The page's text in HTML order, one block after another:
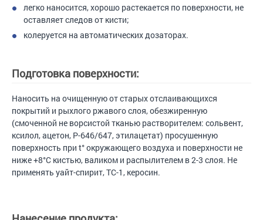
легко наносится, хорошо растекается по поверхности, не
оставляет следов от кисти;
колеруется на автоматических дозаторах.
Подготовка поверхности:
Наносить на очищенную от старых отслаивающихся
покрытий и рыхлого ржавого слоя, обезжиренную
(смоченной не ворсистой тканью растворителем: сольвент,
ксилол, ацетон, Р-646/647, этилацетат) просушенную
поверхность при t° окружающего воздуха и поверхности не
ниже +8°С кистью, валиком и распылителем в 2-3 слоя. Не
применять уайт-спирит, ТС-1, керосин.